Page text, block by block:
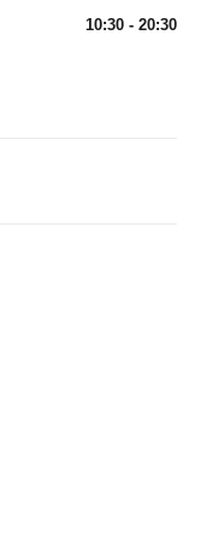
10:30 - 20:30